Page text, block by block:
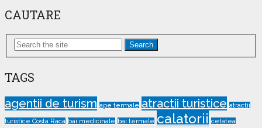
CAUTARE
Search
TAGS
agentii de turism ape termale atractii turistice atractii
turistice Costa Raca bai medicinale bai termale calatorii cetatea